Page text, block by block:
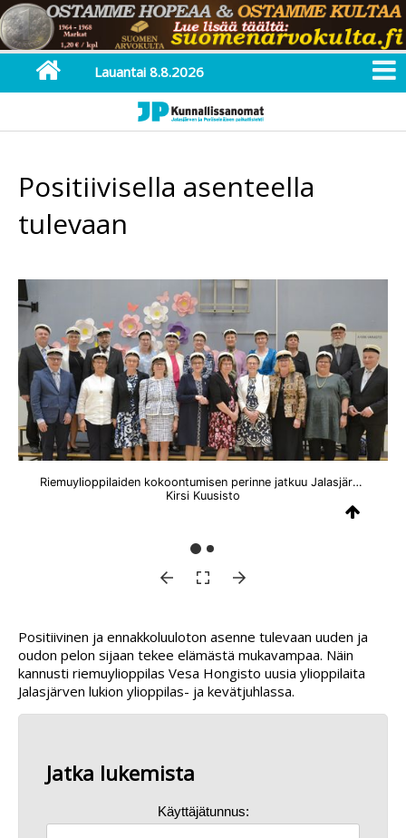
Lauantai 8.8.2026
Positiivisella asenteella
tulevaan
Riemuylioppilaiden kokoontumisen perinne jatkuu Jalasjärvellä. Tänä keväänä tapasivat Jalasjärven yhteiskoulun vuoden 1976 ylioppilaat.
Kirsi Kuusisto
Positiivinen ja ennakkoluuloton asenne tulevaan uuden ja
oudon pelon sijaan tekee elämästä mukavampaa. Näin
kannusti riemuylioppilas Vesa Hongisto uusia ylioppilaita
Jalasjärven lukion ylioppilas- ja kevätjuhlassa.
Jatka lukemista
Käyttäjätunnus: